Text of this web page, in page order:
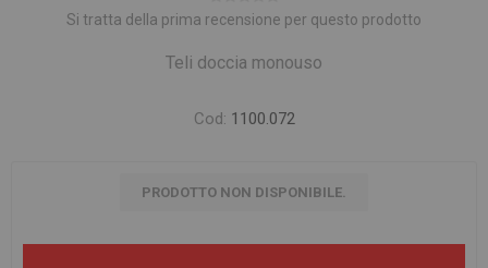
Si tratta della prima recensione per questo prodotto
Teli doccia monouso
Cod: 1100.072
PRODOTTO NON DISPONIBILE.